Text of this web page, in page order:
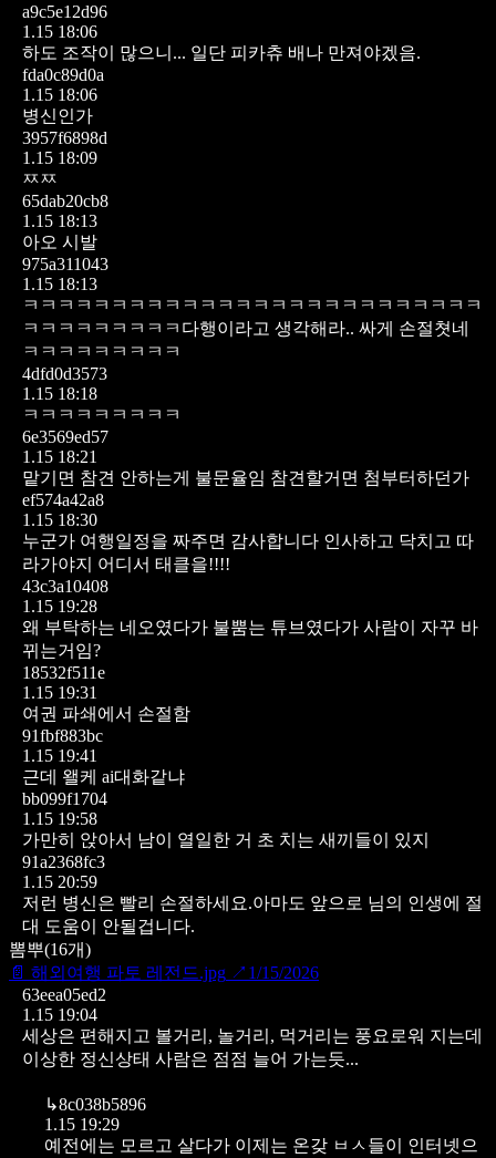
a9c5e12d96
1.15 18:06
하도 조작이 많으니... 일단 피카츄 배나 만져야겠음.
fda0c89d0a
1.15 18:06
병신인가
3957f6898d
1.15 18:09
ㅉㅉ
65dab20cb8
1.15 18:13
아오 시발
975a311043
1.15 18:13
ㅋㅋㅋㅋㅋㅋㅋㅋㅋㅋㅋㅋㅋㅋㅋㅋㅋㅋㅋㅋㅋㅋㅋㅋㅋㅋ
ㅋㅋㅋㅋㅋㅋㅋㅋㅋ다행이라고 생각해라.. 싸게 손절쳣네
ㅋㅋㅋㅋㅋㅋㅋㅋㅋ
4dfd0d3573
1.15 18:18
ㅋㅋㅋㅋㅋㅋㅋㅋㅋ
6e3569ed57
1.15 18:21
맡기면 참견 안하는게 불문율임 참견할거면 첨부터하던가
ef574a42a8
1.15 18:30
누군가 여행일정을 짜주면 감사합니다 인사하고 닥치고 따
라가야지 어디서 태클을!!!!
43c3a10408
1.15 19:28
왜 부탁하는 네오였다가 불뿜는 튜브였다가 사람이 자꾸 바
뀌는거임?
18532f511e
1.15 19:31
여권 파쇄에서 손절함
91fbf883bc
1.15 19:41
근데 왤케 ai대화같냐
bb099f1704
1.15 19:58
가만히 앉아서 남이 열일한 거 초 치는 새끼들이 있지
91a2368fc3
1.15 20:59
저런 병신은 빨리 손절하세요.아마도 앞으로 님의 인생에 절
대 도움이 안될겁니다.
뽐뿌(16개)
📄 해외여행 파토 레전드.jpg ↗ 1/15/2026
63eea05ed2
1.15 19:04
세상은 편해지고 볼거리, 놀거리, 먹거리는 풍요로워 지는데
이상한 정신상태 사람은 점점 늘어 가는듯...
↳8c038b5896
1.15 19:29
예전에는 모르고 살다가 이제는 온갖 ㅂㅅ들이 인터넷으